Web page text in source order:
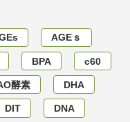
AGEｓ
BPA c60
酵素 DHA
DIT DNA